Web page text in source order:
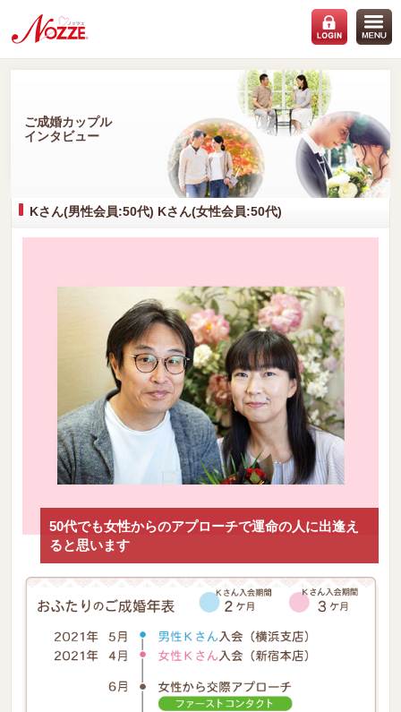
ご成婚カップル
インタビュー
Kさん(男性会員:50代) Kさん(女性会員:50代)
50代でも女性からのアプローチで運命の人に出逢え
ると思います